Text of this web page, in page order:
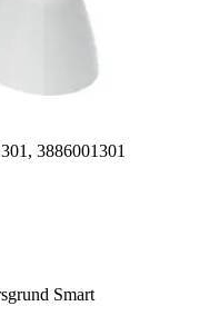
3886001301
Smart